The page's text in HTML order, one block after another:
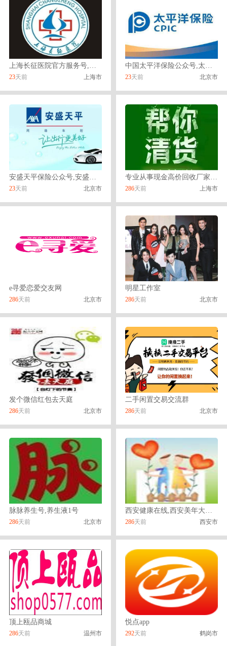
23天前 上海市 23天前 北京市
23天前 北京市 286天前 上海市
e寻爱恋爱交友网
286天前 北京市
明星工作室
286天前 北京市
发个微信红包去天庭
286天前 北京市
二手闲置交易交流群
286天前 北京市
脉脉养生号,养生液1号
286天前 北京市
西安健康在线,西安美年大健康体检可信吗
286天前 西安市
顶上瓯品商城
286天前 温州市
悦点app
292天前 鹤岗市